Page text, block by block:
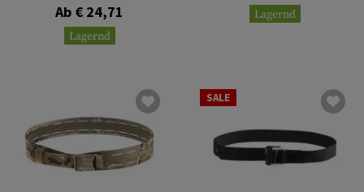
Ab € 24,71
Lagernd
Lagernd
SALE